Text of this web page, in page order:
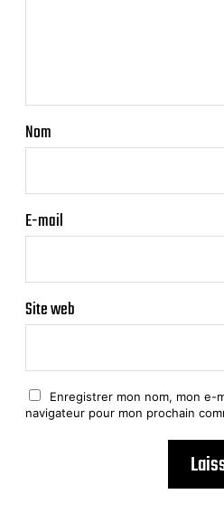
Nom
E-mail
Site web
Enregistrer mon nom, mon e-
navigateur pour mon prochain